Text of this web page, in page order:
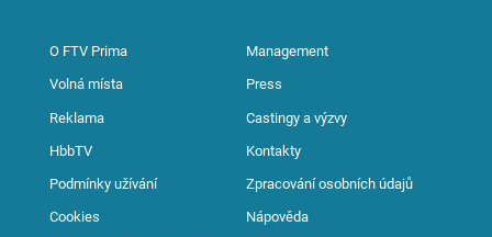
O FTV Prima Management
Volná místa Press
Reklama Castingy a výzvy
HbbTV Kontakty
Podmínky užívání Zpracování osobních údajů
Cookies Nápověda